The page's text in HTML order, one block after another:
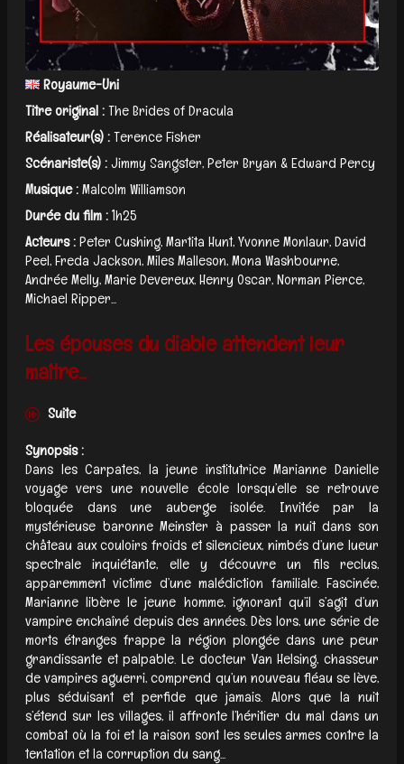
Royaume-Uni
Titre original :The Brides of Dracula
Réalisateur(s) :Terence Fisher
Scénariste(s) :Jimmy Sangster, Peter Bryan & Edward Percy
Musique :Malcolm Williamson
Durée du film :1h25
Acteurs :Peter Cushing, Martita Hunt, Yvonne Monlaur, David
Peel, Freda Jackson, Miles Malleson, Mona Washbourne,
Andrée Melly, Marie Devereux, Henry Oscar, Norman Pierce,
Michael Ripper...
Les épouses du diable attendent leur
maître...
Suite
Synopsis :
Dans les Carpates, la jeune institutrice Marianne Danielle
voyage vers une nouvelle école lorsqu’elle se retrouve
bloquée dans une auberge isolée. Invitée par la
mystérieuse baronne Meinster à passer la nuit dans son
château aux couloirs froids et silencieux, nimbés d’une lueur
spectrale inquiétante, elle y découvre un fils reclus,
apparemment victime d’une malédiction familiale. Fascinée,
Marianne libère le jeune homme, ignorant qu’il s’agit d’un
vampire enchaîné depuis des années. Dès lors, une série de
morts étranges frappe la région plongée dans une peur
grandissante et palpable. Le docteur Van Helsing, chasseur
de vampires aguerri, comprend qu’un nouveau fléau se lève,
plus séduisant et perfide que jamais. Alors que la nuit
s’étend sur les villages, il affronte l’héritier du mal dans un
combat où la foi et la raison sont les seules armes contre la
tentation et la corruption du sang...